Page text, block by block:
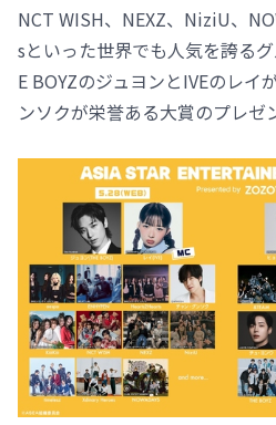
NCT WISH、NEXZ、NiziU、
sといった世界でも人気を誇る
E BOYZのジュヨンとIVEのレイ
ンソクが栄誉ある大賞のプレゼ